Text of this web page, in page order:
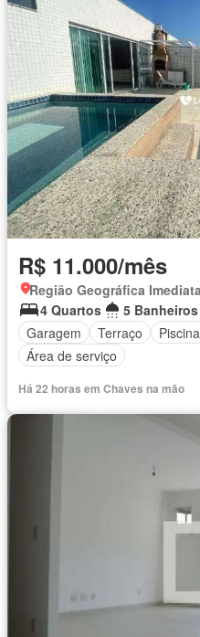
R$ 11.000/mês
4 Quartos
5 Banheiros
Garagem
Terraço Piscina
Área de serviço
Há 22 horas em Chaves na mão